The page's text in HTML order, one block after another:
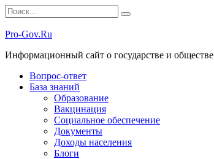
Перейти
к
содержанию
Search
for:
Pro-Gov.Ru
Информационный сайт о государстве и обществе
Вопрос-ответ
База знаний
Образование
Вакцинация
Социальное обеспечение
Документы
Доходы населения
Блоги